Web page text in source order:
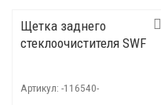
Щетка заднего
стеклоочистителя SWF
Артикул: -116540-